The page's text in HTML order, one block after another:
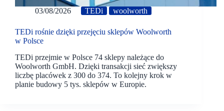
03/08/2026 TEDi woolworth
TEDi rośnie dzięki przejęciu sklepów Woolworth
w Polsce
TEDi przejmie w Polsce 74 sklepy należące do
Woolworth GmbH. Dzięki transakcji sieć zwiększy
liczbę placówek z 300 do 374. To kolejny krok w
planie budowy 5 tys. sklepów w Europie.